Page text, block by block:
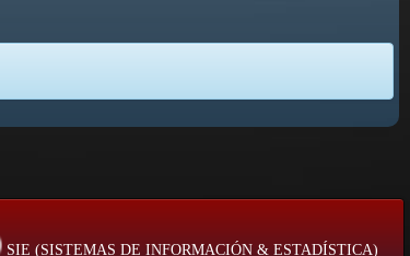
SIE (SISTEMAS DE INFORMACIÓN & ESTADÍSTICA)